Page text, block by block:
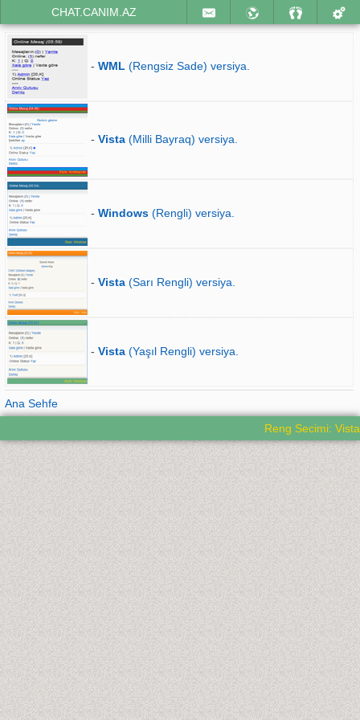
CHAT.CANIM.AZ
- WML (Rengsiz Sade) versiya.
- Vista (Milli Bayraq) versiya.
- Windows (Rengli) versiya.
- Vista (Sarı Rengli) versiya.
- Vista (Yaşıl Rengli) versiya.
Ana Sehfe
Reng Secimi: Vista